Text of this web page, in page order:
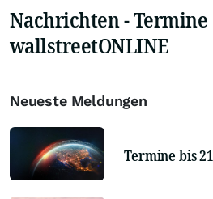
Nachrichten - Termine
wallstreetONLINE
Neueste Meldungen
Termine bis